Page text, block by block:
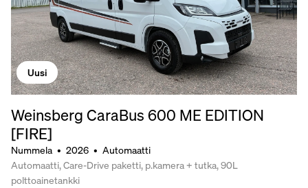
Uusi
Weinsberg CaraBus 600 ME EDITION
[FIRE]
Nummela • 2026 • Automaatti
Automaatti, Care-Drive paketti, p.kamera + tutka, 90L
polttoainetankki